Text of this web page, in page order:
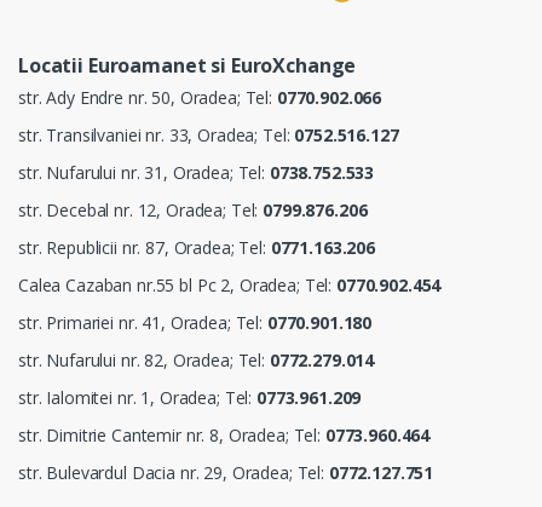
Locatii Euroamanet si EuroXchange
str. Ady Endre nr. 50, Oradea; Tel: 0770.902.066
str. Transilvaniei nr. 33, Oradea; Tel: 0752.516.127
str. Nufarului nr. 31, Oradea; Tel: 0738.752.533
str. Decebal nr. 12, Oradea; Tel: 0799.876.206
str. Republicii nr. 87, Oradea; Tel: 0771.163.206
Calea Cazaban nr.55 bl Pc 2, Oradea; Tel: 0770.902.454
str. Primariei nr. 41, Oradea; Tel: 0770.901.180
str. Nufarului nr. 82, Oradea; Tel: 0772.279.014
str. Ialomitei nr. 1, Oradea; Tel: 0773.961.209
str. Dimitrie Cantemir nr. 8, Oradea; Tel: 0773.960.464
str. Bulevardul Dacia nr. 29, Oradea; Tel: 0772.127.751